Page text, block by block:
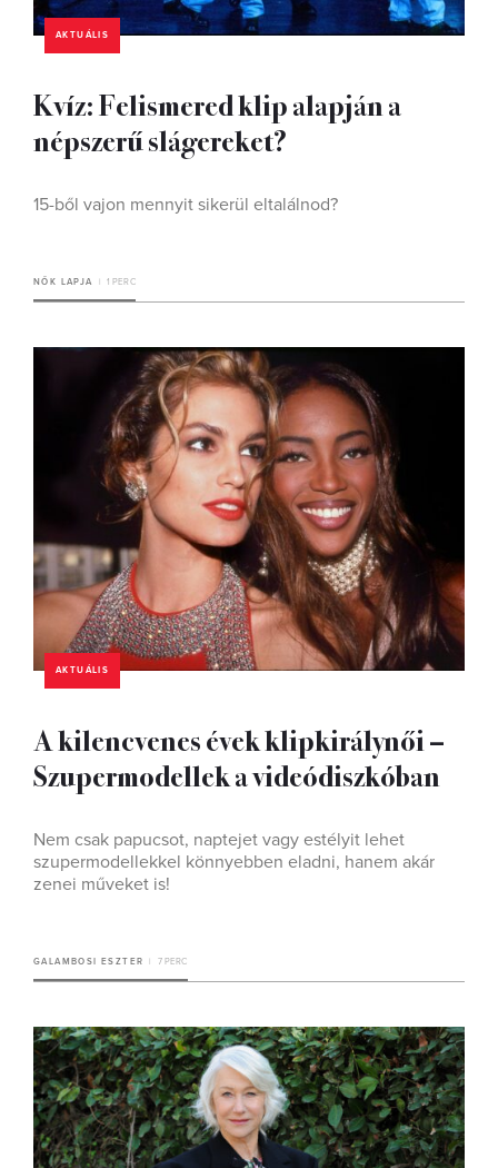
AKTUÁLIS
Kvíz: Felismered klip alapján a
népszerű slágereket?
15-ből vajon mennyit sikerül eltalálnod?
NŐK LAPJA 1 PERC
AKTUÁLIS
A kilencvenes évek klipkirálynői –
Szupermodellek a videódiszkóban
Nem csak papucsot, naptejet vagy estélyit lehet
szupermodellekkel könnyebben eladni, hanem akár
zenei műveket is!
GALAMBOSI ESZTER 7 PERC